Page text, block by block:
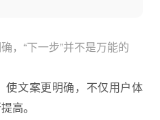
，“下一步”并不是万能的
使文案更明确，不仅用户体
高。